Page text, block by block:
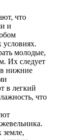
что
и
молодые,
Их следует
нижние
в легкий
что
земле,